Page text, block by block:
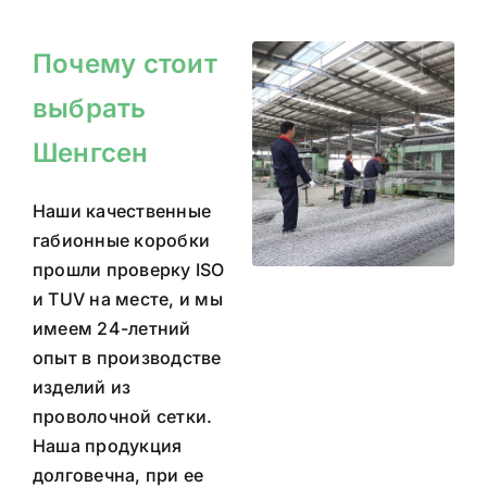
Почему стоит
выбрать
Шенгсен
Наши качественные
габионные коробки
прошли проверку ISO
и TUV на месте, и мы
имеем 24-летний
опыт в производстве
изделий из
проволочной сетки.
Наша продукция
долговечна, при ее